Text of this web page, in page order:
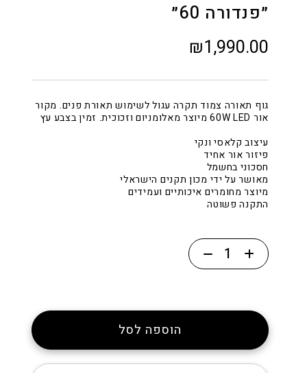
״פנדורה 60״
₪1,990.00
גוף תאורה צמוד תקרה עגול לשימוש תאורת פנים. מקור
אור 60W LED מיוצר מאלומניום וזכוכית. זמין בצבע עץ
עיצוב קלאסי ונקי
פיזור אור אחיד
חסכוני בחשמל
מאושר על ידי מכון תקנים הישראלי
מיוצר מחומרים איכותיים ועמידים
התקנה פשוטה
כמות
של
הוספה לסל